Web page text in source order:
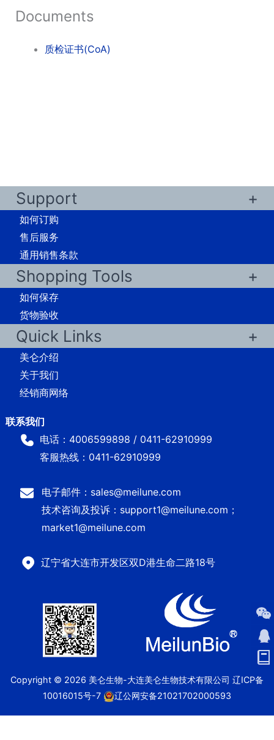
Documents
质检证书(CoA)
Support
如何订购
售后服务
通用销售条款
Shopping Tools
如何保存
货物验收
Quick Links
美仑介绍
关于我们
经销商网络
电话：4006599898 / 0411-62910999
客服热线：0411-62910999
电子邮件：sales@meilune.com
技术咨询及投诉：support1@meilune.com；
market1@meilune.com
辽宁省大连市开发区双D港生命二路18号
Copyright © 2026 美仑生物-大连美仑生物技术有限公司 辽ICP备
10016015号-7
辽公网安备21021702000593